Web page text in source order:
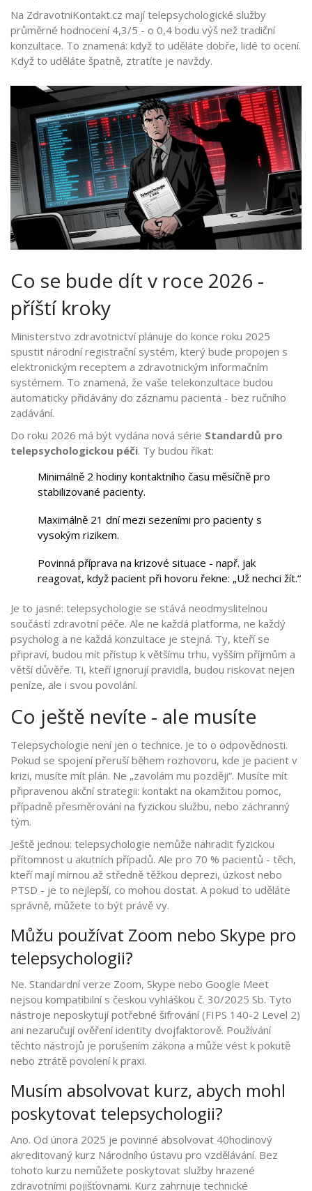
Na ZdravotniKontakt.cz mají telepsychologické služby
průměrné hodnocení 4,3/5 - o 0,4 bodu výš než tradiční
konzultace. To znamená: když to uděláte dobře, lidé to ocení.
Když to uděláte špatně, ztratíte je navždy.
Co se bude dít v roce 2026 -
příští kroky
Ministerstvo zdravotnictví plánuje do konce roku 2025
spustit národní registrační systém, který bude propojen s
elektronickým receptem a zdravotnickým informačním
systémem. To znamená, že vaše telekonzultace budou
automaticky přidávány do záznamu pacienta - bez ručního
zadávání.
Do roku 2026 má být vydána nová série Standardů pro
telepsychologickou péči. Ty budou říkat:
Minimálně 2 hodiny kontaktního času měsíčně pro
stabilizované pacienty.
Maximálně 21 dní mezi sezeními pro pacienty s
vysokým rizikem.
Povinná příprava na krizové situace - např. jak
reagovat, když pacient při hovoru řekne: „Už nechci žít.“
Je to jasné: telepsychologie se stává neodmyslitelnou
součástí zdravotní péče. Ale ne každá platforma, ne každý
psycholog a ne každá konzultace je stejná. Ty, kteří se
připraví, budou mít přístup k většímu trhu, vyšším příjmům a
větší důvěře. Ti, kteří ignorují pravidla, budou riskovat nejen
peníze, ale i svou povolání.
Co ještě nevíte - ale musíte
Telepsychologie není jen o technice. Je to o odpovědnosti.
Pokud se spojení přeruší během rozhovoru, kde je pacient v
krizi, musíte mít plán. Ne „zavolám mu později“. Musíte mít
připravenou akční strategii: kontakt na okamžitou pomoc,
případně přesměrování na fyzickou službu, nebo záchranný
tým.
Ještě jednou: telepsychologie nemůže nahradit fyzickou
přítomnost u akutních případů. Ale pro 70 % pacientů - těch,
kteří mají mírnou až středně těžkou deprezi, úzkost nebo
PTSD - je to nejlepší, co mohou dostat. A pokud to uděláte
správně, můžete to být právě vy.
Můžu používat Zoom nebo Skype pro
telepsychologii?
Ne. Standardní verze Zoom, Skype nebo Google Meet
nejsou kompatibilní s českou vyhláškou č. 30/2025 Sb. Tyto
nástroje neposkytují potřebné šifrování (FIPS 140-2 Level 2)
ani nezaručují ověření identity dvojfaktorově. Používání
těchto nástrojů je porušením zákona a může vést k pokutě
nebo ztrátě povolení k praxi.
Musím absolvovat kurz, abych mohl
poskytovat telepsychologii?
Ano. Od února 2025 je povinné absolvovat 40hodinový
akreditovaný kurz Národního ústavu pro vzdělávání. Bez
tohoto kurzu nemůžete poskytovat služby hrazené
zdravotními pojišťovnami. Kurz zahrnuje technické